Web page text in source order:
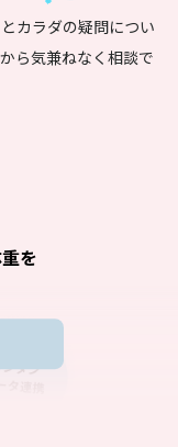
カラダの疑問につい
ら気兼ねなく相談で
を